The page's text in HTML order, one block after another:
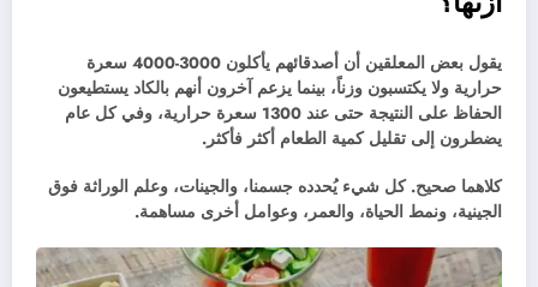
يقول بعض المعلقين أن أصدقائهم يأكلون 3000-4000 سعرة
حرارية ولا يكتسبون وزناً، بينما يزعم آخرون أنهم بالكاد يستطيعون
الحفاظ على النتيجة حتى عند 1300 سعرة حرارية، وفي كل عام
يضطرون إلى تقليل كمية الطعام أكثر فأكثر.
كلاهما صحيح. كل شيء يُحدده جسمنا، والجينات، وعلم الوراثة فوق
الجينية، ونمط الحياة، والعمر، وعوامل أخرى مساهمة.